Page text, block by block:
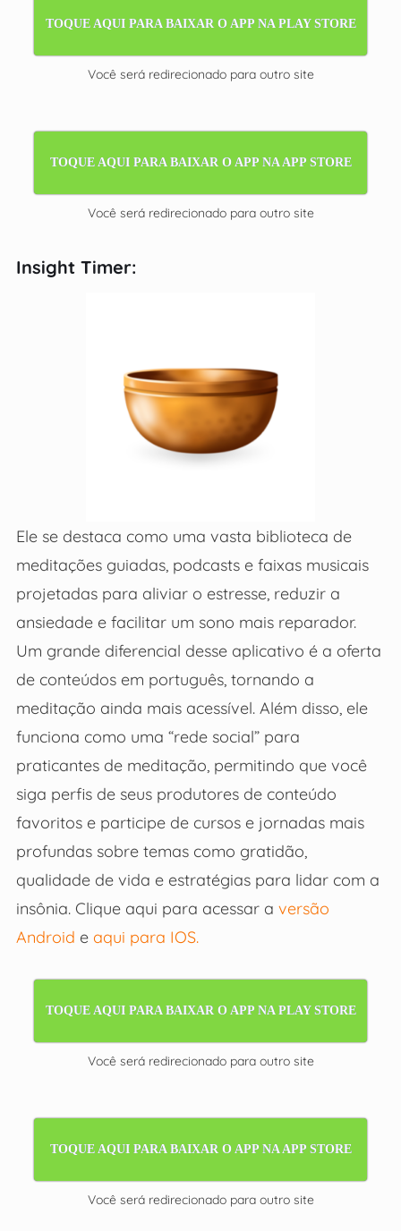
TOQUE AQUI PARA BAIXAR O APP NA PLAY STORE
Você será redirecionado para outro site
TOQUE AQUI PARA BAIXAR O APP NA APP STORE
Você será redirecionado para outro site
Insight Timer:
Ele se destaca como uma vasta biblioteca de
meditações guiadas, podcasts e faixas musicais
projetadas para aliviar o estresse, reduzir a
ansiedade e facilitar um sono mais reparador.
Um grande diferencial desse aplicativo é a oferta
de conteúdos em português, tornando a
meditação ainda mais acessível. Além disso, ele
funciona como uma “rede social” para
praticantes de meditação, permitindo que você
siga perfis de seus produtores de conteúdo
favoritos e participe de cursos e jornadas mais
profundas sobre temas como gratidão,
qualidade de vida e estratégias para lidar com a
insônia. Clique aqui para acessar a versão
Android e aqui para IOS.
TOQUE AQUI PARA BAIXAR O APP NA PLAY STORE
Você será redirecionado para outro site
TOQUE AQUI PARA BAIXAR O APP NA APP STORE
Você será redirecionado para outro site